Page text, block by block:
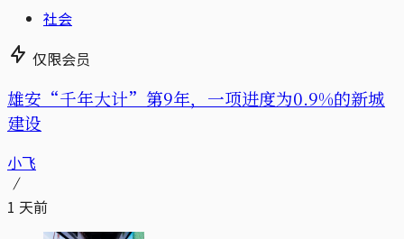
社会
仅限会员
雄安“千年大计”第9年，一项进度为0.9%的新城
建设
小飞
1 天前